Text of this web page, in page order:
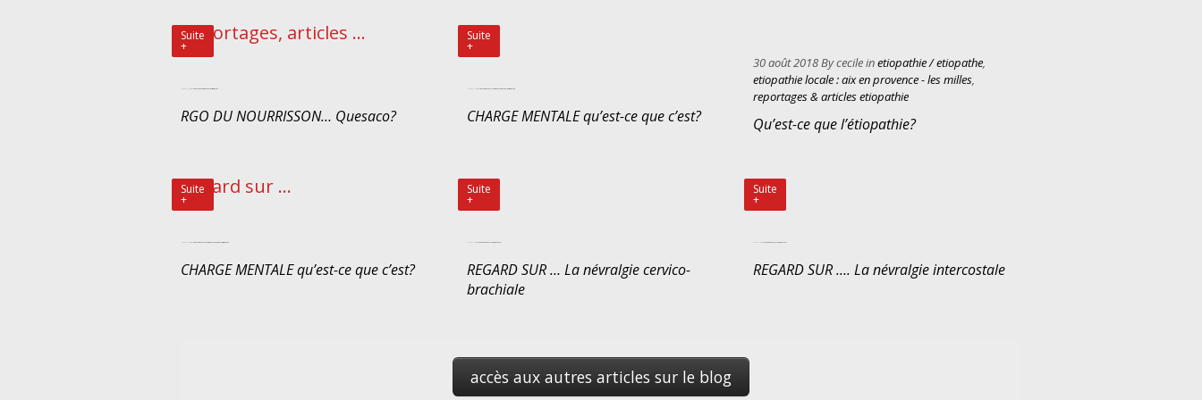
Reportages, articles ...
Suite
+
RGO DU NOURRISSON… Quesaco?
Suite
+
CHARGE MENTALE qu’est-ce que c’est?
30 août 2018 By cecile inetiopathie / etiopathe,
etiopathie locale : aix en provence - les milles,
reportages & articles etiopathie
Qu’est-ce que l’étiopathie?
Regard sur ...
Suite
+
CHARGE MENTALE qu’est-ce que c’est?
Suite
+
REGARD SUR … La névralgie cervico-
brachiale
Suite
+
REGARD SUR …. La névralgie intercostale
accès aux autres articles sur le blog